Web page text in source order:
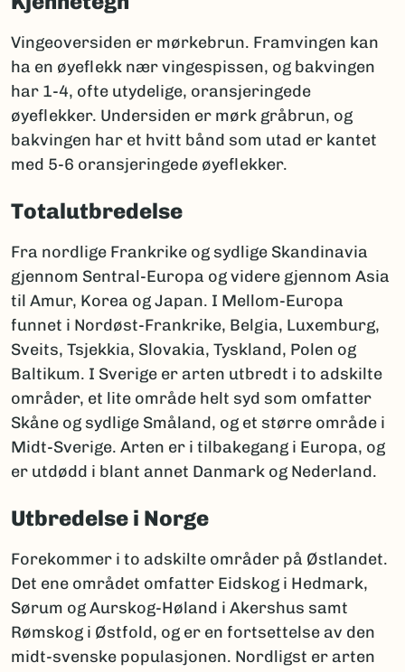
Vingeoversiden er mørkebrun. Framvingen kan
ha en øyeflekk nær vingespissen, og bakvingen
har 1-4, ofte utydelige, oransjeringede
øyeflekker. Undersiden er mørk gråbrun, og
bakvingen har et hvitt bånd som utad er kantet
med 5-6 oransjeringede øyeflekker.
Totalutbredelse
Fra nordlige Frankrike og sydlige Skandinavia
gjennom Sentral-Europa og videre gjennom Asia
til Amur, Korea og Japan. I Mellom-Europa
funnet i Nordøst-Frankrike, Belgia, Luxemburg,
Sveits, Tsjekkia, Slovakia, Tyskland, Polen og
Baltikum. I Sverige er arten utbredt i to adskilte
områder, et lite område helt syd som omfatter
Skåne og sydlige Småland, og et større område i
Midt-Sverige. Arten er i tilbakegang i Europa, og
er utdødd i blant annet Danmark og Nederland.
Utbredelse i Norge
Forekommer i to adskilte områder på Østlandet.
Det ene området omfatter Eidskog i Hedmark,
Sørum og Aurskog-Høland i Akershus samt
Rømskog i Østfold, og er en fortsettelse av den
midt-svenske populasjonen. Nordligst er arten